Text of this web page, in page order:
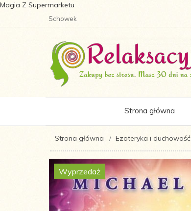
Magia Z Supermarketu
Schowek
Strona główna
Strona główna Ezoteryka i duchowość
Wyprzedaż